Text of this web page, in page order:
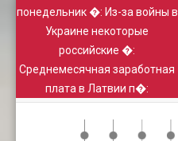
понедельник �: Из-за войны в
Украине некоторые
российские �:
Среднемесячная заработная
плата в Латвии п�: